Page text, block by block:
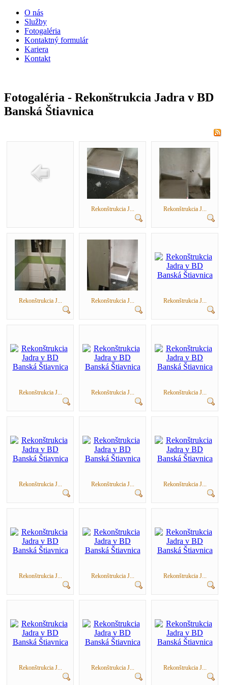
O nás
Služby
Fotogaléria
Kontaktný formulár
Kariera
Kontakt
Fotogaléria - Rekonštrukcia Jadra v BD
Banská Štiavnica
Rekonštrukcia J... Rekonštrukcia J...
Rekonštrukcia J... Rekonštrukcia J... Rekonštrukcia J...
Rekonštrukcia J... Rekonštrukcia J... Rekonštrukcia J...
Rekonštrukcia J... Rekonštrukcia J... Rekonštrukcia J...
Rekonštrukcia J... Rekonštrukcia J... Rekonštrukcia J...
Rekonštrukcia J... Rekonštrukcia J... Rekonštrukcia J...